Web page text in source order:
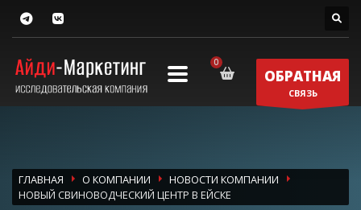
ОБРАТНАЯ
СВЯЗЬ
ГЛАВНАЯ О КОМПАНИИ
НОВОСТИ КОМПАНИИ
НОВЫЙ СВИНОВОДЧЕСКИЙ ЦЕНТР В ЕЙСКЕ